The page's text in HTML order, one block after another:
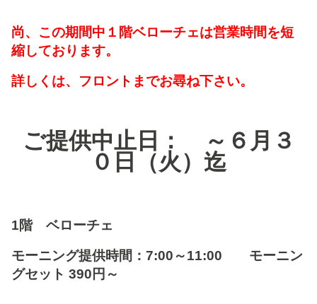
尚、この期間中１階ベローチェは営業時間を短
縮しております。
詳しくは、フロントまでお尋ね下さい。
ご提供中止日： ～６月３
０ 日（火）迄
1階 ベローチェ
モーニング提供時間：7:00～11:00 モーニン
グセット 390円～